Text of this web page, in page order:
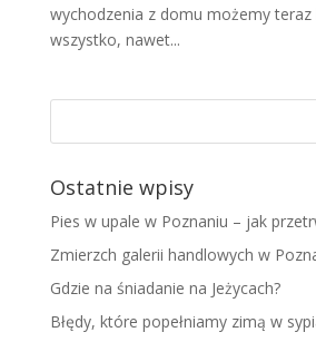
wychodzenia z domu możemy teraz
wszystko, nawet...
Ostatnie wpisy
Pies w upale w Poznaniu – jak
Zmierzch galerii handlowych w
Gdzie na śniadanie na Jeżycach?
Błędy, które popełniamy zimą w